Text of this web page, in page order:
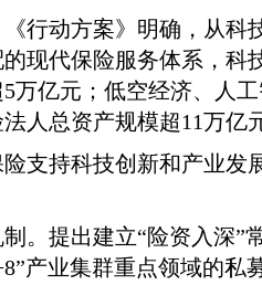
行动方案》明确，从
现代保险服务体系，科
万亿元；低空经济、人
人总资产规模超11万亿
险支持科技创新和产业
。提出建立“险资入深”
产业集群重点领域的